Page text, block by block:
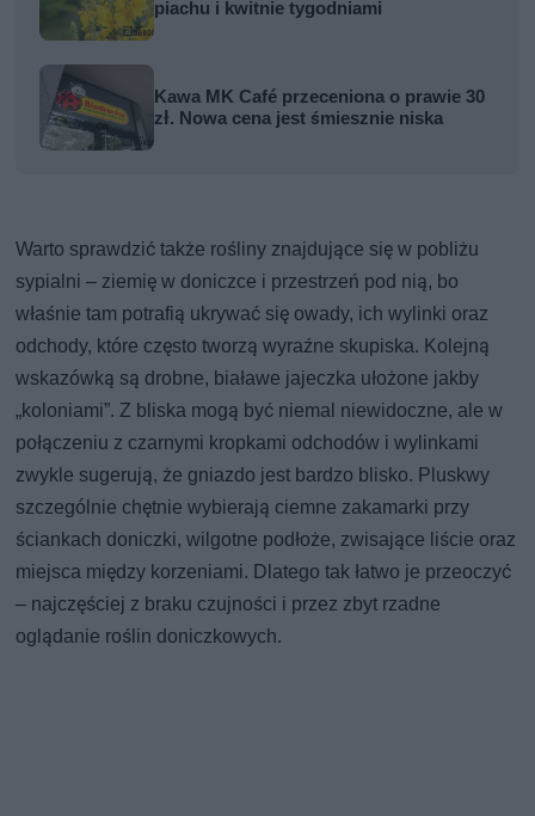
piachu i kwitnie tygodniami
Kawa MK Café przeceniona o prawie 30
zł. Nowa cena jest śmiesznie niska
Warto sprawdzić także rośliny znajdujące się w pobliżu
sypialni – ziemię w doniczce i przestrzeń pod nią, bo
właśnie tam potrafią ukrywać się owady, ich wylinki oraz
odchody, które często tworzą wyraźne skupiska. Kolejną
wskazówką są drobne, białawe jajeczka ułożone jakby
„koloniami”. Z bliska mogą być niemal niewidoczne, ale w
połączeniu z czarnymi kropkami odchodów i wylinkami
zwykle sugerują, że gniazdo jest bardzo blisko. Pluskwy
szczególnie chętnie wybierają ciemne zakamarki przy
ściankach doniczki, wilgotne podłoże, zwisające liście oraz
miejsca między korzeniami. Dlatego tak łatwo je przeoczyć
– najczęściej z braku czujności i przez zbyt rzadne
oglądanie roślin doniczkowych.